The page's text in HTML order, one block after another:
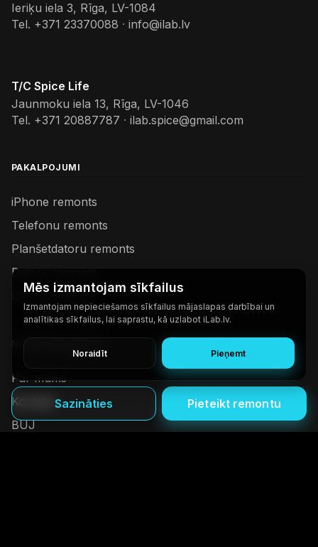
Sazināties Pieteikt remontu
Ieriķu iela 3, Rīga, LV-1084
Tel. +371 23370088 · info@ilab.lv
T/C Spice Life
Jaunmoku iela 13, Rīga, LV-1046
Tel. +371 20887787 · ilab.spice@gmail.com
PAKALPOJUMI
iPhone remonts
Telefonu remonts
Planšetdatoru remonts
Datoru remonts
Dyson remonts
NODERĪGAS SAITES
Par mums
Kontakti
BUJ
Mēs izmantojam sīkfailus
Izmantojam nepieciešamos sīkfailus mājaslapas darbībai un
analītikas sīkfailus, lai saprastu, kā uzlabot iLab.lv.
Noraidīt Pieņemt